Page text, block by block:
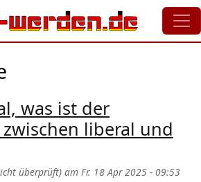
was ist der
liberal und
überprüft) am Fr. 18 Apr 2025 - 09:53